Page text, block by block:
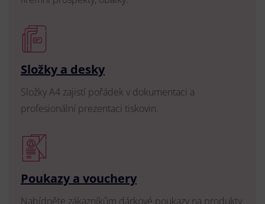
Složky a desky
Složky A4 zajistí pořádek v dokumentaci a
profesionální prezentaci tiskovin.
Poukazy a vouchery
Nabídněte zákazníkům dárkové poukazy na produkty